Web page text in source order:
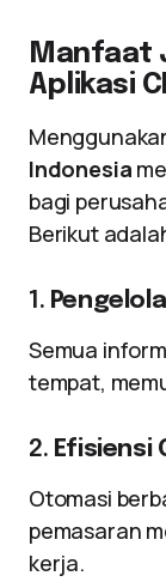
Manfaat
Aplikasi
Indonesia
bagi
Berikut
1.
Semua
tempat,
2. Efisiensi
Otomasi
pemasaran
kerja.